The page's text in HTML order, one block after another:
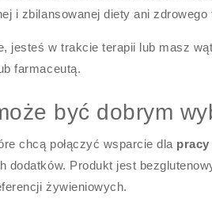
i zbilansowanej diety ani zdrowego
jesteś w trakcie terapii lub masz
farmaceutą.
być dobrym
chcą połączyć wsparcie dla pracy
dodatków. Produkt jest
żywieniowych.